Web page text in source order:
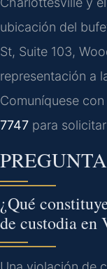
ubicación del
St, Suite 103,
representación a
Comuníquese
7747 para
¿Qué
de custodia en